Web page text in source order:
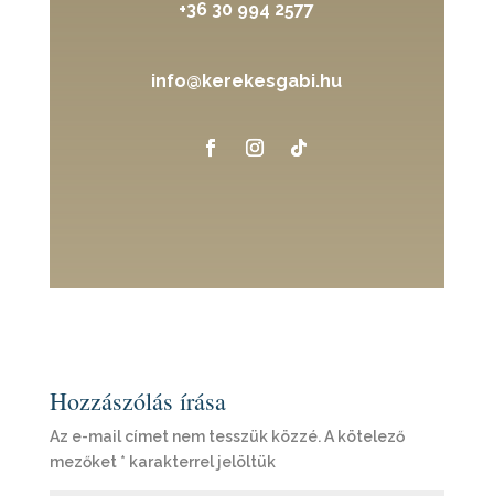
+36 30 994 2577
info@kerekesgabi.hu
Hozzászólás írása
Az e-mail címet nem tesszük közzé. A kötelező
mezőket * karakterrel jelöltük